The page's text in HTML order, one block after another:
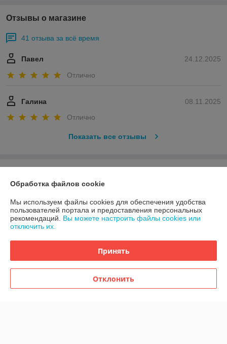
Отзывы о магазине
41 отзыва за всё время
24.12.2025
Павел
Отлично
08.11.2025
Галина
Отлично
Показать все отзывы
Доставка и оплата
График работы
Политика обработки cookies
Обработка файлов cookie
Мы используем файлы cookies для обеспечения удобства
пользователей портала и предоставления персональных
рекомендаций. Вы можете настроить файлы cookies или
отключить их.
Принять
Отклонить